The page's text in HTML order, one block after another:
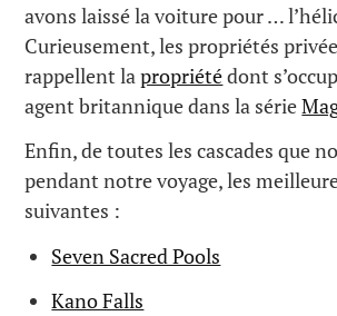
avons laissé la voiture pour …
Curieusement, les propriétés
rappellent lapropriétédont
agent britannique dans la série
Enfin, de toutes les cascades que
pendant notre voyage, les
suivantes :
Seven Sacred Pools
Kano Falls